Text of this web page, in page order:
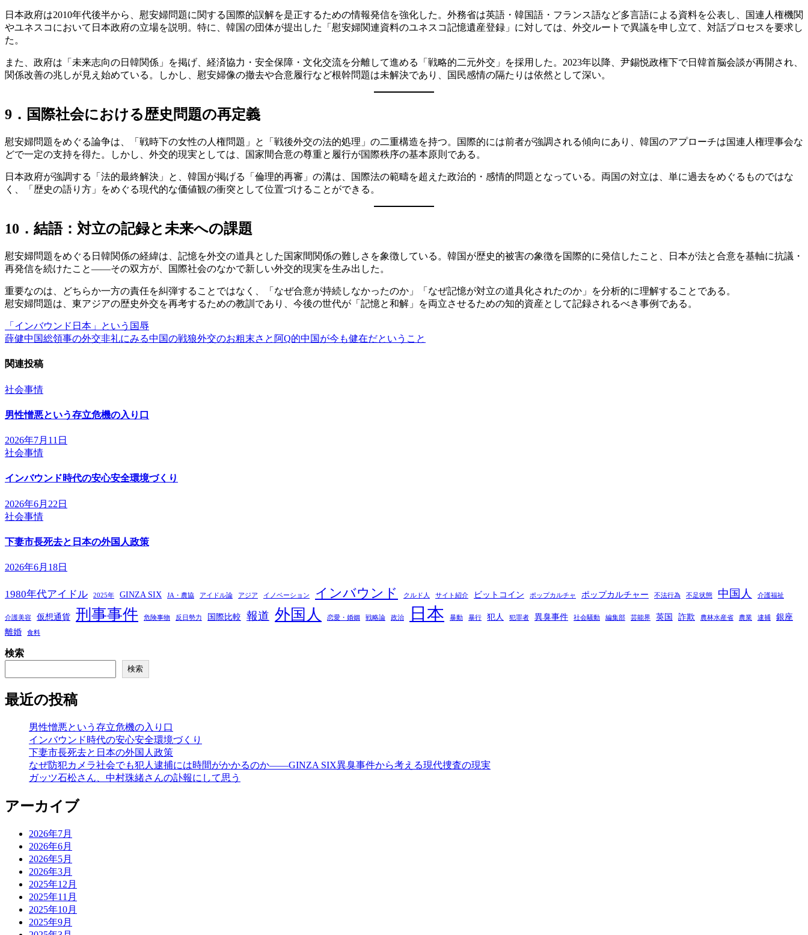
日本政府は2010年代後半から、慰安婦問題に関する国際的誤解を是正するための情報発信を強化した。外務省は英語・韓国語・フランス語など多言語による資料を公表し、国連人権機関
やユネスコにおいて日本政府の立場を説明。特に、韓国の団体が提出した「慰安婦関連資料のユネスコ記憶遺産登録」に対しては、外交ルートで異議を申し立て、対話プロセスを要求し
た。
また、政府は「未来志向の日韓関係」を掲げ、経済協力・安全保障・文化交流を分離して進める「戦略的二元外交」を採用した。2023年以降、尹錫悦政権下で日韓首脳会談が再開され、
関係改善の兆しが見え始めている。しかし、慰安婦像の撤去や合意履行など根幹問題は未解決であり、国民感情の隔たりは依然として深い。
9．国際社会における歴史問題の再定義
慰安婦問題をめぐる論争は、「戦時下の女性の人権問題」と「戦後外交の法的処理」の二重構造を持つ。国際的には前者が強調される傾向にあり、韓国のアプローチは国連人権理事会な
どで一定の支持を得た。しかし、外交的現実としては、国家間合意の尊重と履行が国際秩序の基本原則である。
日本政府が強調する「法的最終解決」と、韓国が掲げる「倫理的再審」の溝は、国際法の範疇を超えた政治的・感情的問題となっている。両国の対立は、単に過去をめぐるものではな
く、「歴史の語り方」をめぐる現代的な価値観の衝突として位置づけることができる。
10．結語：対立の記録と未来への課題
慰安婦問題をめぐる日韓関係の経緯は、記憶を外交の道具とした国家間関係の難しさを象徴している。韓国が歴史的被害の象徴を国際的に発信したこと、日本が法と合意を基軸に抗議・
再発信を続けたこと――その双方が、国際社会のなかで新しい外交的現実を生み出した。
重要なのは、どちらか一方の責任を糾弾することではなく、「なぜ合意が持続しなかったのか」「なぜ記憶が対立の道具化されたのか」を分析的に理解することである。
慰安婦問題は、東アジアの歴史外交を再考するための教訓であり、今後の世代が「記憶と和解」を両立させるための知的資産として記録されるべき事例である。
投
稿
ナ
ビ
ゲ
ー
シ
ン
「インバウンド日本」という国辱
薛健中国総領事の外交非礼にみる中国の戦狼外交のお粗末さと阿Q的中国が今も健在だということ
関連投稿
社会事情
男性憎悪という存立危機の入り口
2026年7月11日
社会事情
インバウンド時代の安心安全環境づくり
2026年6月22日
社会事情
下妻市長死去と日本の外国人政策
2026年6月18日
1980年代アイドル 2025年 GINZA SIX JA・農協 アイドル論 アジア イノベーション インバウンド クルド人 サイト紹介 ビットコイン ポップカルチャ ポップカルチャー 不法行為 不足状態 中国人 介護福祉
介護美容 仮想通貨 刑事事件 危険事物 反日勢力 国際比較 報道 外国人 恋愛・婚姻 戦略論 政治 日本 暴動 暴行 犯人 犯罪者 異臭事件 社会騒動 編集部 芸能界 英国 詐欺 農林水産省 農業 逮捕
銀座
離婚
食料
検索
検索
最近の投稿
男性憎悪という存立危機の入り口
インバウンド時代の安心安全環境づくり
下妻市長死去と日本の外国人政策
なぜ防犯カメラ社会でも犯人逮捕には時間がかかるのか――GINZA SIX異臭事件から考える現代捜査の現実
ガッツ石松さん、中村珠緒さんの訃報にして思う
アーカイブ
2026年7月
2026年6月
2026年5月
2026年3月
2025年12月
2025年11月
2025年10月
2025年9月